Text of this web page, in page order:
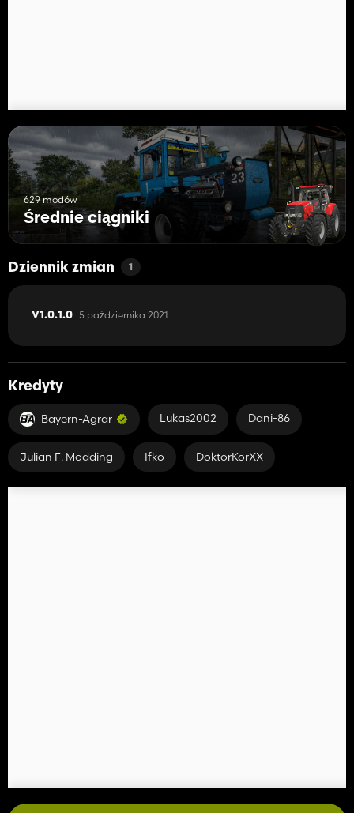
629 modów
Średnie ciągniki
Dziennik zmian 1
V1.0.1.0 5 października 2021
Kredyty
Bayern-Agrar Lukas2002 Dani-86
Julian F. Modding Ifko DoktorKorXX